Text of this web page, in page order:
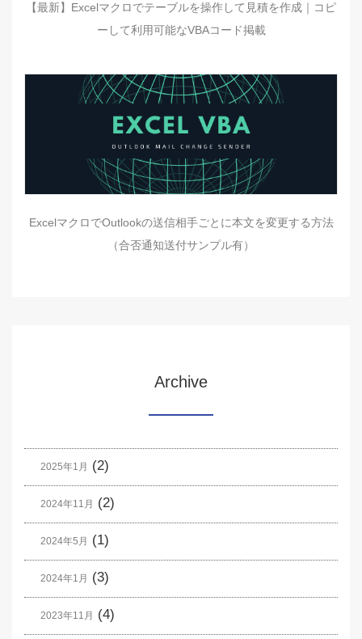
【最新】Excelマクロでテーブルを操作して見積を作成｜コピ
ーして利用可能なVBAコード掲載
ExcelマクロでOutlookの送信相手ごとに本文を変更する方法
（合否通知送付サンプル有）
Archive
2025年1月 (2)
2024年11月 (2)
2024年5月 (1)
2024年1月 (3)
2023年11月 (4)